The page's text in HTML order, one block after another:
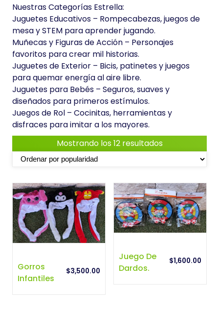
Nuestras Categorías Estrella:
Juguetes Educativos – Rompecabezas, juegos de
mesa y STEM para aprender jugando.
Muñecas y Figuras de Acción – Personajes
favoritos para crear mil historias.
Juguetes de Exterior – Bicis, patinetes y juegos
para quemar energía al aire libre.
Juguetes para Bebés – Seguros, suaves y
diseñados para primeros estímulos.
Juegos de Rol – Cocinitas, herramientas y
disfraces para imitar a los mayores.
Mostrando los 12 resultadosO
r
n
a
d
o
Gorros
Infantiles
$3,500.00
Juego De
Dardos.
$1,600.00